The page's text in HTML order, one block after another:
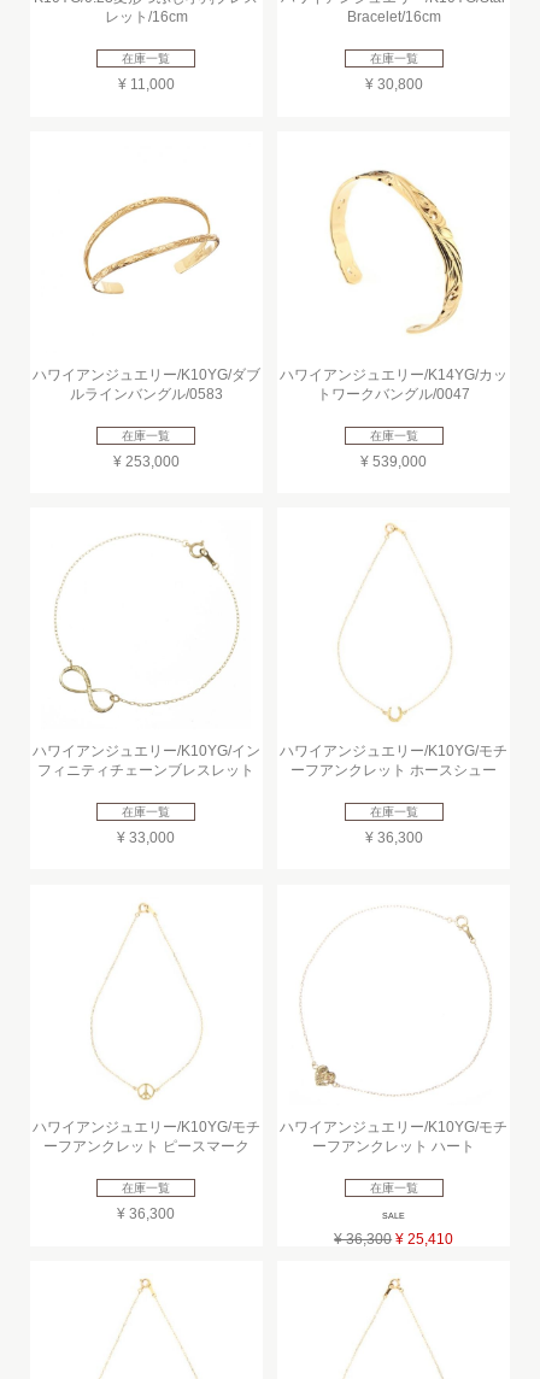
レット/16cm
在庫一覧
¥ 11,000
Bracelet/16cm
在庫一覧
¥ 30,800
ハワイアンジュエリー/K10YG/ダブ
ルラインバングル/0583
在庫一覧
¥ 253,000
ハワイアンジュエリー/K14YG/カッ
トワークバングル/0047
在庫一覧
¥ 539,000
ハワイアンジュエリー/K10YG/イン
フィニティチェーンブレスレット
在庫一覧
¥ 33,000
ハワイアンジュエリー/K10YG/モチ
ーフアンクレット ホースシュー
在庫一覧
¥ 36,300
ハワイアンジュエリー/K10YG/モチ
ーフアンクレット ピースマーク
在庫一覧
¥ 36,300
ハワイアンジュエリー/K10YG/モチ
ーフアンクレット ハート
在庫一覧
SALE
¥ 36,300 ¥ 25,410